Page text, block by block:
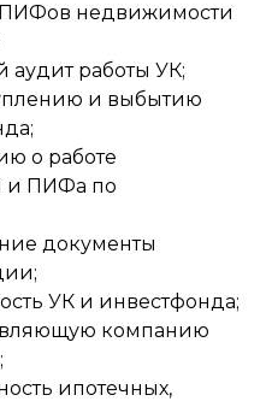
недвижимости
аудит работы УК;
и выбытию
о работе
и ПИФа по
документы
УК и инвестфонда;
компанию
ипотечных,